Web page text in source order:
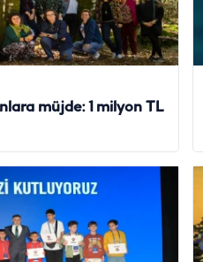
müjde: 1 milyon TL